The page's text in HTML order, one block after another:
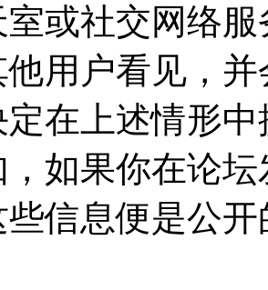
或社交网络
他用户看见，
定在上述情形
如果你在论
信息便是公